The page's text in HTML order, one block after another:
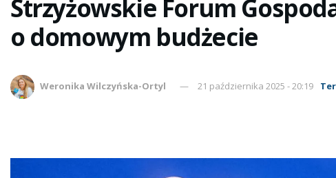
Strzyżowskie Forum
o domowym budżecie
Weronika Wilczyńska-Ortyl 21 października 2025 - 20:19